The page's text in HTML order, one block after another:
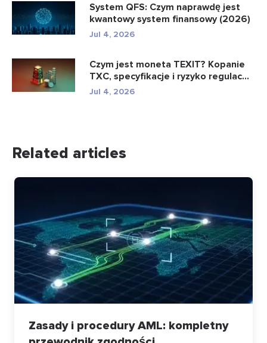
System QFS: Czym naprawdę jest
kwantowy system finansowy (2026)
Jul 4, 2026
Czym jest moneta TEXIT? Kopanie
TXC, specyfikacje i ryzyko regulac...
Jul 4, 2026
Related articles
Zasady i procedury AML: kompletny